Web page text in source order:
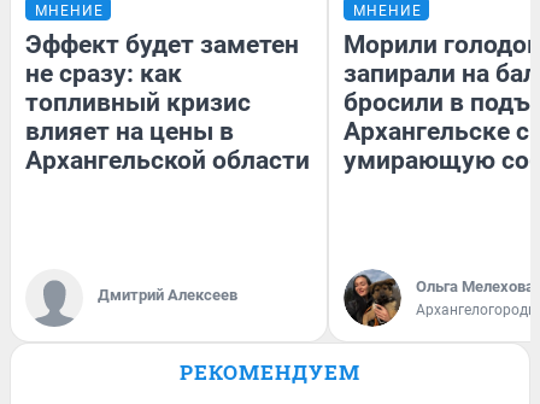
МНЕНИЕ
Эффект будет заметен
не сразу: как
топливный кризис
влияет на цены в
Архангельской области
Дмитрий Алексеев
МНЕНИЕ
Морили
запирали на
бросили в
Архангельске
умирающую
Ольга Мелехова
РЕКОМЕНДУЕМ